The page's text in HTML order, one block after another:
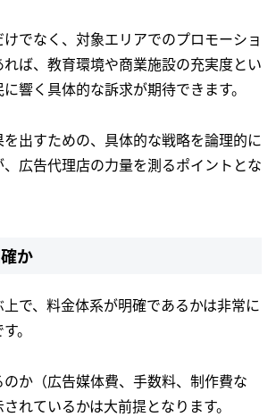
でなく、対象エリアでのプロモーショ
ば、教育環境や商業施設の充実度とい
響く具体的な訴求が期待できます。
出すための、具体的な戦略を論理的に
広告代理店の力量を測るポイントとな
か
で、料金体系が明確であるかは非常に
。
か（広告媒体費、手数料、制作費な
れているかは大前提となります。